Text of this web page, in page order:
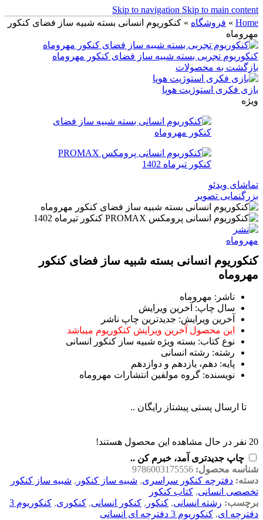
Skip to navigation Skip to main content
Home
» فروشگاه » کنکوریوم انسانی بسته شبیه ساز فضای کنکور
مهروماه
کنکوریوم تجربی بسته شبیه ساز فضای کنکور مهروماه
بازگشت به محصولات
بازی فکری استوژیت هوپا
ویژه
تماشای ویدئو
بزرگنمایی تصویر
کنکوریوم انسانی بسته شبیه ساز فضای کنکور
مهروماه
ناشر: مهروماه
سال چاپ: آخرین ویرایش
آخرین ویرایش: جدیدترین چاپ ناشر
این محصول آخرین ویرایش کنکوریوم میباشد
نوع کتاب: بسته ویژه شبیه ساز کنکور انسانی
رشته: رشته انسانی
پایه: دهم، یازدهم و دوازدهم
نویسنده: گروه مولفین انتشارات مهروماه
تا ارسال پستی پیشتاز رایگان ..
20 نفر در حال مشاهده این محصول هستند!
چاپ جدیدتری آمد، خبرم کن ..
شناسه محصول: 9786003175556
دسته: دفترچه کنکور سراسری, شبیه ساز کنکور , شبیه ساز کنکور
تخصصی انسانی, کتاب کنکور
برچسب: رشته انسانی, کنکور , کنکور انسانی, کنکوری,
کنکوریوم 3
دفترچه ای, کنکوریوم 3 دفترچه ای انسانی